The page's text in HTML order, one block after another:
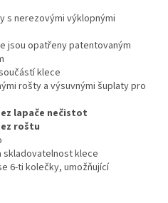
s nerezovými výklopnými
jsou opatřeny patentovaným
klece
rošty a výsuvnými šuplaty pro
lapače nečistot
roštu
skladovatelnost klece
6-ti kolečky, umožňující